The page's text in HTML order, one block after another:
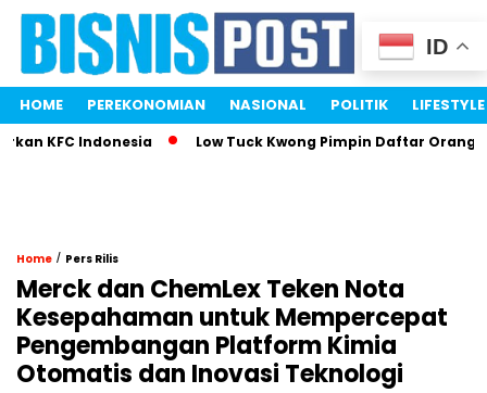
HOME PEREKONOMIAN NASIONAL POLITIK LIFESTYLE
KFC Indonesia Low Tuck Kwong Pimpin Daftar Orang
Home / Pers Rilis
Merck dan ChemLex Teken Nota
Kesepahaman untuk Mempercepat
Pengembangan Platform Kimia
Otomatis dan Inovasi Teknologi
ID